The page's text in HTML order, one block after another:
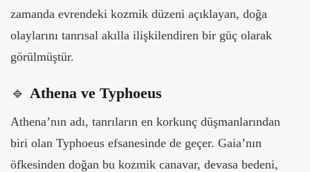
zamanda evrendeki kozmik düzeni açıklayan, doğa
olaylarını tanrısal akılla ilişkilendiren bir güç olarak
görülmüştür.
🔹 Athena ve Typhoeus
Athena’nın adı, tanrıların en korkunç düşmanlarından
biri olan Typhoeus efsanesinde de geçer. Gaia’nın
öfkesinden doğan bu kozmik canavar, devasa bedeni,